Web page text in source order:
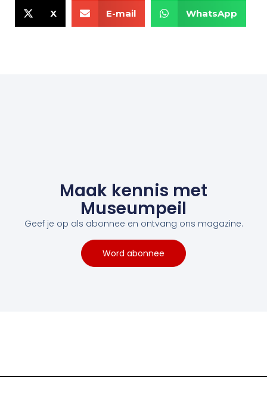
X E-mail WhatsApp
Maak kennis met
Museumpeil
Geef je op als abonnee en ontvang ons magazine.
Word abonnee